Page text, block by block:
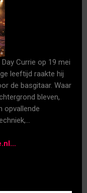
Currie op 19 mei
leeftijd raakte hij
de basgitaar. Waar
bleven,
opvallende
…